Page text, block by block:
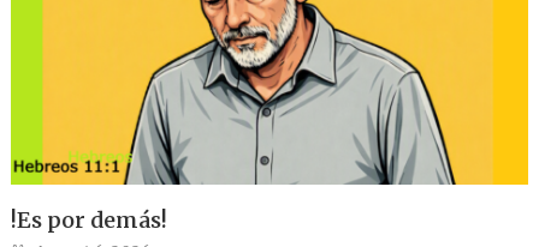
!Es por demás!